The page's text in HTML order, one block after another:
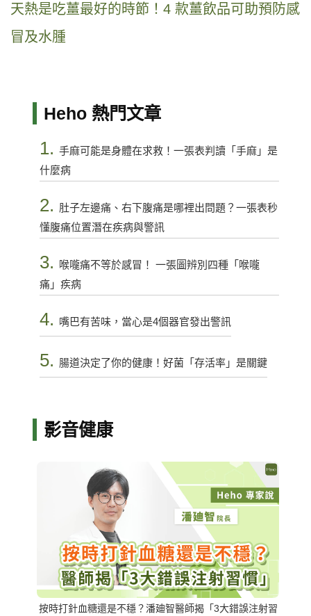
天熱是吃薑最好的時節！4 款薑飲品可助預防感
冒及水腫
Heho 熱門文章
1. 手麻可能是身體在求救！一張表判讀「手麻」是
什麼病
2. 肚子左邊痛、右下腹痛是哪裡出問題？一張表秒
懂腹痛位置潛在疾病與警訊
3.
喉嚨痛不等於感冒！ 一張圖辨別四種「喉嚨
痛」疾病
4. 嘴巴有苦味，當心是4個器官發出警訊
5. 腸道決定了你的健康！好菌「存活率」是關鍵
影音健康
按時打針血糖還是不穩？潘廸智醫師揭「3大錯誤注射習